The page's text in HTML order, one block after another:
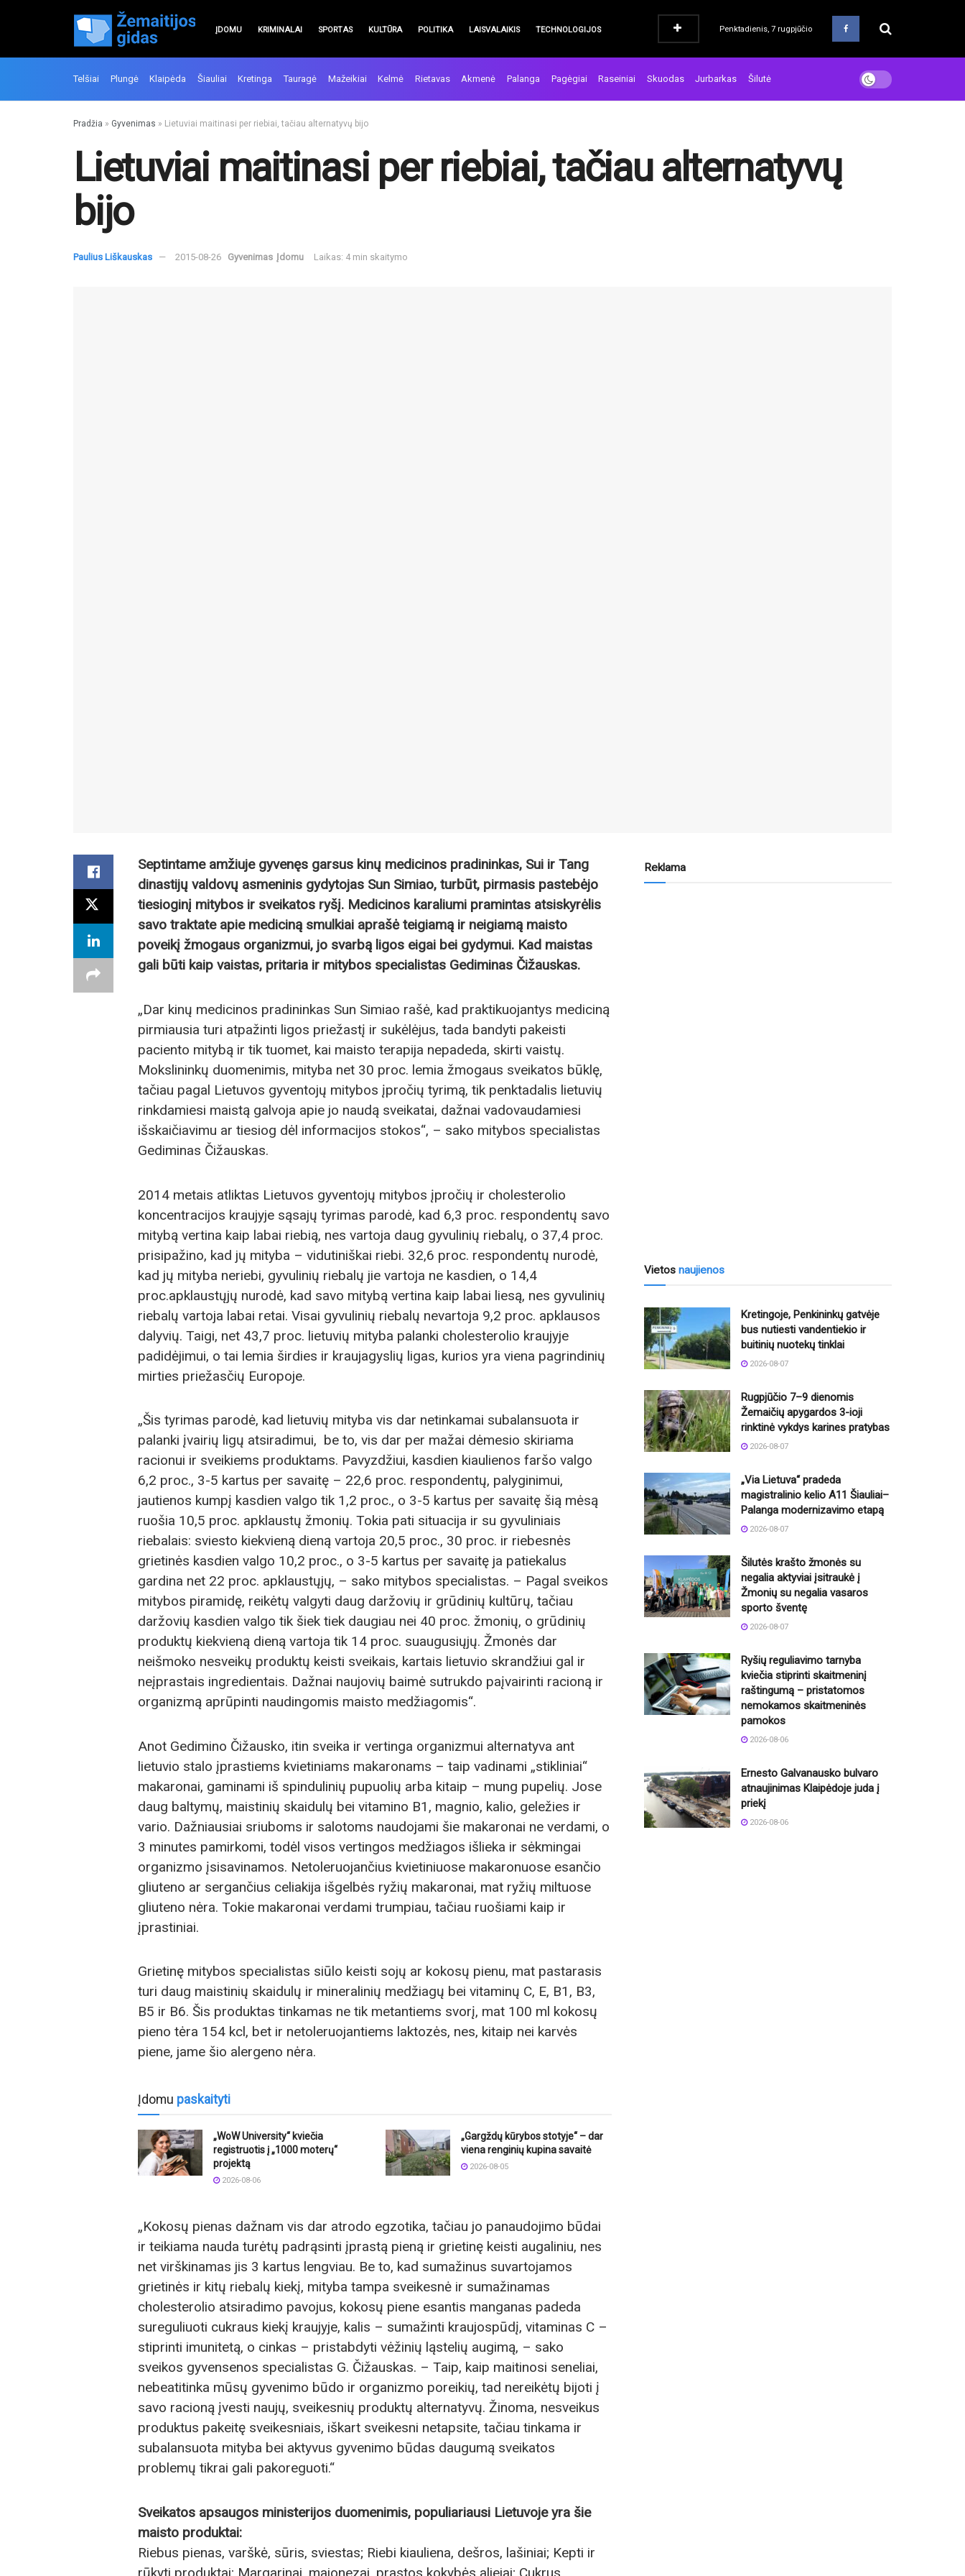
ĮDOMU KRIMINALAI SPORTAS KULTŪRA POLITIKA LAISVALAIKIS TECHNOLOGIJOS Penktadienis, 7 rugpjūčio
Telšiai Plungė Klaipėda Šiauliai Kretinga Tauragė Mažeikiai Kelmė Rietavas Akmenė Palanga Pagėgiai Raseiniai Skuodas Jurbarkas Šilutė
Pradžia » Gyvenimas » Lietuviai maitinasi per riebiai, tačiau alternatyvų bijo
Lietuviai maitinasi per riebiai, tačiau alternatyvų
bijo
Paulius Liškauskas 2015-08-26 Gyvenimas Įdomu Laikas: 4 min skaitymo
Septintame amžiuje gyvenęs garsus kinų medicinos pradininkas, Sui ir Tang
dinastijų valdovų asmeninis gydytojas Sun Simiao, turbūt, pirmasis pastebėjo
tiesioginį mitybos ir sveikatos ryšį. Medicinos karaliumi pramintas atsiskyrėlis
savo traktate apie mediciną smulkiai aprašė teigiamą ir neigiamą maisto
poveikį žmogaus organizmui, jo svarbą ligos eigai bei gydymui. Kad maistas
gali būti kaip vaistas, pritaria ir mitybos specialistas Gediminas Čižauskas.
„Dar kinų medicinos pradininkas Sun Simiao rašė, kad praktikuojantys mediciną
pirmiausia turi atpažinti ligos priežastį ir sukėlėjus, tada bandyti pakeisti
paciento mitybą ir tik tuomet, kai maisto terapija nepadeda, skirti vaistų.
Mokslininkų duomenimis, mityba net 30 proc. lemia žmogaus sveikatos būklę,
tačiau pagal Lietuvos gyventojų mitybos įpročių tyrimą, tik penktadalis lietuvių
rinkdamiesi maistą galvoja apie jo naudą sveikatai, dažnai vadovaudamiesi
išskaičiavimu ar tiesiog dėl informacijos stokos“, – sako mitybos specialistas
Gediminas Čižauskas.
2014 metais atliktas Lietuvos gyventojų mitybos įpročių ir cholesterolio
koncentracijos kraujyje sąsajų tyrimas parodė, kad 6,3 proc. respondentų savo
mitybą vertina kaip labai riebią, nes vartoja daug gyvulinių riebalų, o 37,4 proc.
prisipažino, kad jų mityba – vidutiniškai riebi. 32,6 proc. respondentų nurodė,
kad jų mityba neriebi, gyvulinių riebalų jie vartoja ne kasdien, o 14,4
proc.apklaustųjų nurodė, kad savo mitybą vertina kaip labai liesą, nes gyvulinių
riebalų vartoja labai retai. Visai gyvulinių riebalų nevartoja 9,2 proc. apklausos
dalyvių. Taigi, net 43,7 proc. lietuvių mityba palanki cholesterolio kraujyje
padidėjimui, o tai lemia širdies ir kraujagyslių ligas, kurios yra viena pagrindinių
mirties priežasčių Europoje.
„Šis tyrimas parodė, kad lietuvių mityba vis dar netinkamai subalansuota ir
palanki įvairių ligų atsiradimui, be to, vis dar per mažai dėmesio skiriama
racionui ir sveikiems produktams. Pavyzdžiui, kasdien kiaulienos faršo valgo
6,2 proc., 3-5 kartus per savaitę – 22,6 proc. respondentų, palyginimui,
jautienos kumpį kasdien valgo tik 1,2 proc., o 3-5 kartus per savaitę šią mėsą
ruošia 10,5 proc. apklaustų žmonių. Tokia pati situacija ir su gyvuliniais
riebalais: sviesto kiekvieną dieną vartoja 20,5 proc., 30 proc. ir riebesnės
grietinės kasdien valgo 10,2 proc., o 3-5 kartus per savaitę ja patiekalus
gardina net 22 proc. apklaustųjų, – sako mitybos specialistas. – Pagal sveikos
mitybos piramidę, reikėtų valgyti daug daržovių ir grūdinių kultūrų, tačiau
daržovių kasdien valgo tik šiek tiek daugiau nei 40 proc. žmonių, o grūdinių
produktų kiekvieną dieną vartoja tik 14 proc. suaugusiųjų. Žmonės dar
neišmoko nesveikų produktų keisti sveikais, kartais lietuvio skrandžiui gal ir
neįprastais ingredientais. Dažnai naujovių baimė sutrukdo paįvairinti racioną ir
organizmą aprūpinti naudingomis maisto medžiagomis“.
Anot Gedimino Čižausko, itin sveika ir vertinga organizmui alternatyva ant
lietuvio stalo įprastiems kvietiniams makaronams – taip vadinami „stikliniai“
makaronai, gaminami iš spindulinių pupuolių arba kitaip – mung pupelių. Jose
daug baltymų, maistinių skaidulų bei vitamino B1, magnio, kalio, geležies ir
vario. Dažniausiai sriuboms ir salotoms naudojami šie makaronai ne verdami, o
3 minutes pamirkomi, todėl visos vertingos medžiagos išlieka ir sėkmingai
organizmo įsisavinamos. Netoleruojančius kvietiniuose makaronuose esančio
gliuteno ar sergančius celiakija išgelbės ryžių makaronai, mat ryžių miltuose
gliuteno nėra. Tokie makaronai verdami trumpiau, tačiau ruošiami kaip ir
įprastiniai.
Grietinę mitybos specialistas siūlo keisti sojų ar kokosų pienu, mat pastarasis
turi daug maistinių skaidulų ir mineralinių medžiagų bei vitaminų C, E, B1, B3,
B5 ir B6. Šis produktas tinkamas ne tik metantiems svorį, mat 100 ml kokosų
pieno tėra 154 kcl, bet ir netoleruojantiems laktozės, nes, kitaip nei karvės
piene, jame šio alergeno nėra.
Įdomu paskaityti
„WoW University“ kviečia
registruotis į „1000 moterų“
projektą
2026-08-06
„Gargždų kūrybos stotyje“ – dar
viena renginių kupina savaitė
2026-08-05
„Kokosų pienas dažnam vis dar atrodo egzotika, tačiau jo panaudojimo būdai
ir teikiama nauda turėtų padrąsinti įprastą pieną ir grietinę keisti augaliniu, nes
net virškinamas jis 3 kartus lengviau. Be to, kad sumažinus suvartojamos
grietinės ir kitų riebalų kiekį, mityba tampa sveikesnė ir sumažinamas
cholesterolio atsiradimo pavojus, kokosų piene esantis manganas padeda
sureguliuoti cukraus kiekį kraujyje, kalis – sumažinti kraujospūdį, vitaminas C –
stiprinti imunitetą, o cinkas – pristabdyti vėžinių ląstelių augimą, – sako
sveikos gyvensenos specialistas G. Čižauskas. – Taip, kaip maitinosi seneliai,
nebeatitinka mūsų gyvenimo būdo ir organizmo poreikių, tad nereikėtų bijoti į
savo racioną įvesti naujų, sveikesnių produktų alternatyvų. Žinoma, nesveikus
produktus pakeitę sveikesniais, iškart sveikesni netapsite, tačiau tinkama ir
subalansuota mityba bei aktyvus gyvenimo būdas daugumą sveikatos
problemų tikrai gali pakoreguoti.“
Sveikatos apsaugos ministerijos duomenimis, populiariausi Lietuvoje yra šie
maisto produktai:
Riebus pienas, varškė, sūris, sviestas; Riebi kiauliena, dešros, lašiniai; Kepti ir
rūkyti produktai; Margarinai, majonezai, prastos kokybės aliejai; Cukrus,
Reklama
Vietos naujienos
Kretingoje, Penkininkų gatvėje
bus nutiesti vandentiekio ir
buitinių nuotekų tinklai
2026-08-07
Rugpjūčio 7–9 dienomis
Žemaičių apygardos 3-ioji
rinktinė vykdys karines pratybas
2026-08-07
„Via Lietuva“ pradeda
magistralinio kelio A11 Šiauliai–
Palanga modernizavimo etapą
2026-08-07
Šilutės krašto žmonės su
negalia aktyviai įsitraukė į
Žmonių su negalia vasaros
sporto šventę
2026-08-07
Ryšių reguliavimo tarnyba
kviečia stiprinti skaitmeninį
raštingumą – pristatomos
nemokamos skaitmeninės
pamokos
2026-08-06
Ernesto Galvanausko bulvaro
atnaujinimas Klaipėdoje juda į
priekį
2026-08-06